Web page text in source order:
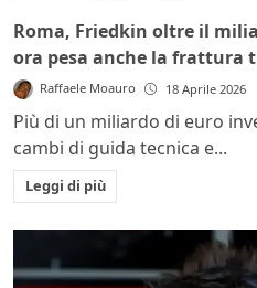
Roma, Friedkin oltre il
ora pesa anche la frattura
Raffaele Moauro 18 Aprile 2026
Più di un miliardo di euro
cambi di guida tecnica e...
Leggi di più